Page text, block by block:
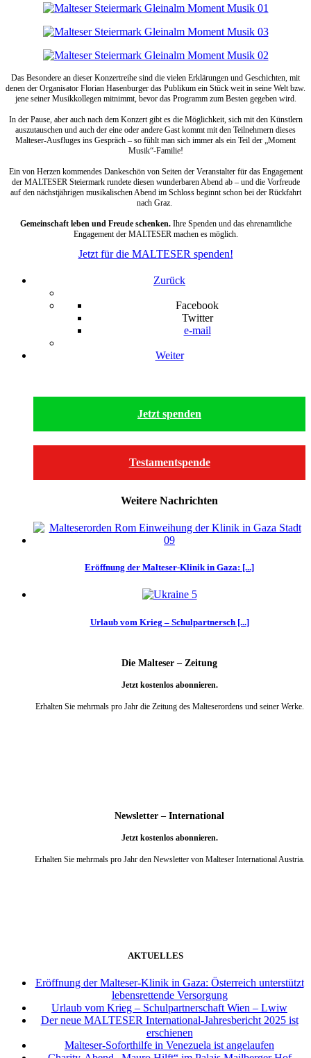
Das Besondere an dieser Konzertreihe sind die vielen Erklärungen und Geschichten, mit
denen der Organisator Florian Hasenburger das Publikum ein Stück weit in seine Welt bzw.
jene seiner Musikkollegen mitnimmt, bevor das Programm zum Besten gegeben wird.
In der Pause, aber auch nach dem Konzert gibt es die Möglichkeit, sich mit den Künstlern
auszutauschen und auch der eine oder andere Gast kommt mit den Teilnehmern dieses
Malteser-Ausfluges ins Gespräch – so fühlt man sich immer als ein Teil der „Moment
Musik“-Familie!
Ein von Herzen kommendes Dankeschön von Seiten der Veranstalter für das Engagement
der MALTESER Steiermark rundete diesen wunderbaren Abend ab – und die Vorfreude
auf den nächstjährigen musikalischen Abend im Schloss beginnt schon bei der Rückfahrt
nach Graz.
Gemeinschaft leben und Freude schenken.Ihre Spenden und das ehrenamtliche
Engagement der MALTESER machen es möglich.
Jetzt für die MALTESER spenden!
Zurück
Facebook
Twitter
e-mail
Weiter
Jetzt spenden
Testamentspende
Weitere Nachrichten
Eröffnung der Malteser-Klinik in Gaza: [...]
Urlaub vom Krieg – Schulpartnersch [...]
Die Malteser – Zeitung
Jetzt kostenlos abonnieren.
Erhalten Sie mehrmals pro Jahr die Zeitung des Malteserordens und seiner Werke.
Newsletter – International
Jetzt kostenlos abonnieren.
Erhalten Sie mehrmals pro Jahr den Newsletter von Malteser International Austria.
AKTUELLES
Eröffnung der Malteser-Klinik in Gaza: Österreich unterstützt
lebensrettende Versorgung
Urlaub vom Krieg – Schulpartnerschaft Wien – Lwiw
Der neue MALTESER International-Jahresbericht 2025 ist
erschienen
Malteser-Soforthilfe in Venezuela ist angelaufen